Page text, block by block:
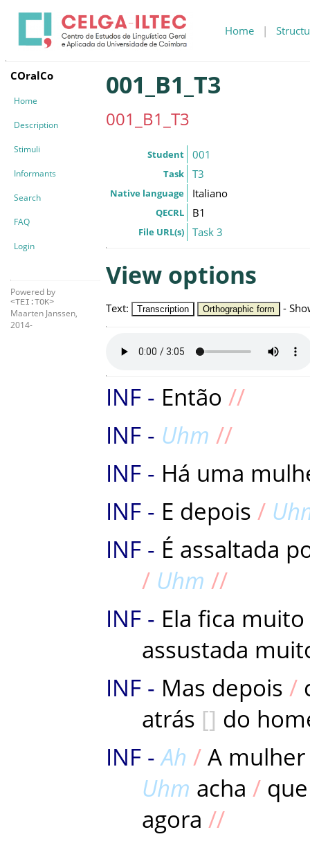
Home |
COralCo
Home
Description
Stimuli
Informants
Search
FAQ
Login
Powered by
<TEI:TOK>
Maarten Janssen,
2014-
001_B1_T3
001_B1_T3
Student 001
Task T3
Native language Italiano
QECRL B1
File URL(s) Task 3
View options
Text: Transcription Orthographic form -
Então
Uhm
Há uma
E depois
É assaltada
Uhm
Ela fica muito
assustada
Mas depois
atrás
do
Ah
A mulher
Uhm acha
que
agora